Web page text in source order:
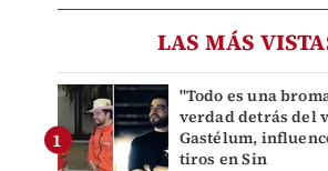
LAS MÁS
"Todo es una
verdad detrás del
Gastélum,
tiros en Sin